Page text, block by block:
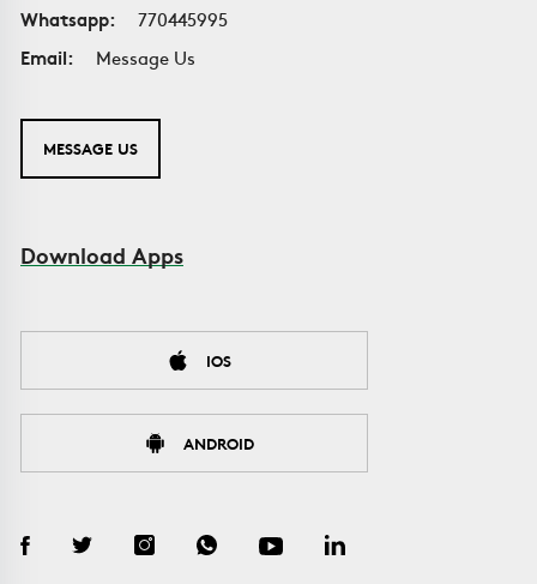
Whatsapp:
770445995
Email:
Message Us
MESSAGE US
Download Apps
IOS
ANDROID